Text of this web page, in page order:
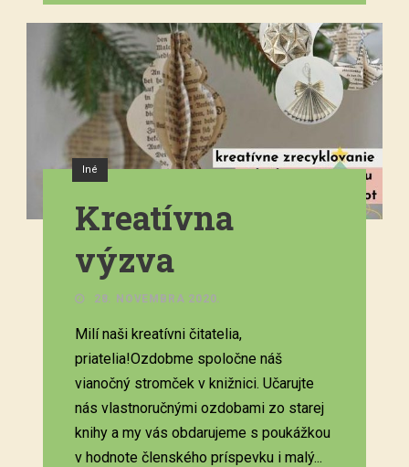
Iné
Kreatívna
výzva
28. NOVEMBRA 2020.
Milí naši kreatívni čitatelia,
priatelia!Ozdobme spoločne náš
vianočný stromček v knižnici. Učarujte
nás vlastnoručnými ozdobami zo starej
knihy a my vás obdarujeme s poukážkou
v hodnote členského príspevku i malý...